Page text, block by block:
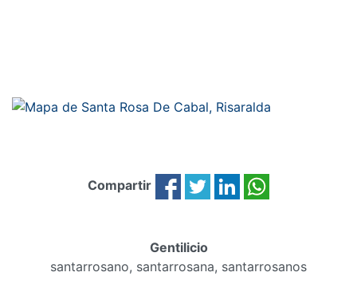
Compartir
Gentilicio
santarrosano, santarrosana, santarrosanos